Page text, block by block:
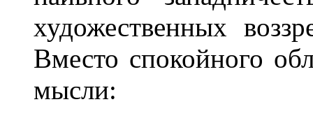
художественных
Вместо спокойного
мысли: